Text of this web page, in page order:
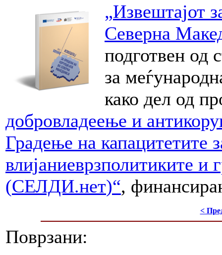
„Извештајот
Северна
подготвен од
за
како дел од
добровладеење и
Градење на капацитетите
влијаниеврзполитиките и
(СЕЛДИ.нет)“,
<
Поврзани: